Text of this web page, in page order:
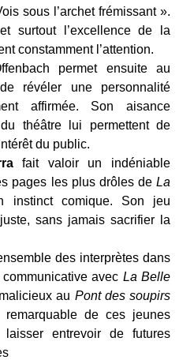
sous l’archet frémissant ».
surtout l’excellence de la
constamment l’attention.
permet ensuite au
révéler une personnalité
affirmée. Son aisance
théâtre lui permettent de
du public.
fait valoir un indéniable
pages les plus drôles de La
instinct comique. Son jeu
sans jamais sacrifier la
des interprètes dans
avec La Belle
au Pont des soupirs
de ces jeunes
entrevoir de futures